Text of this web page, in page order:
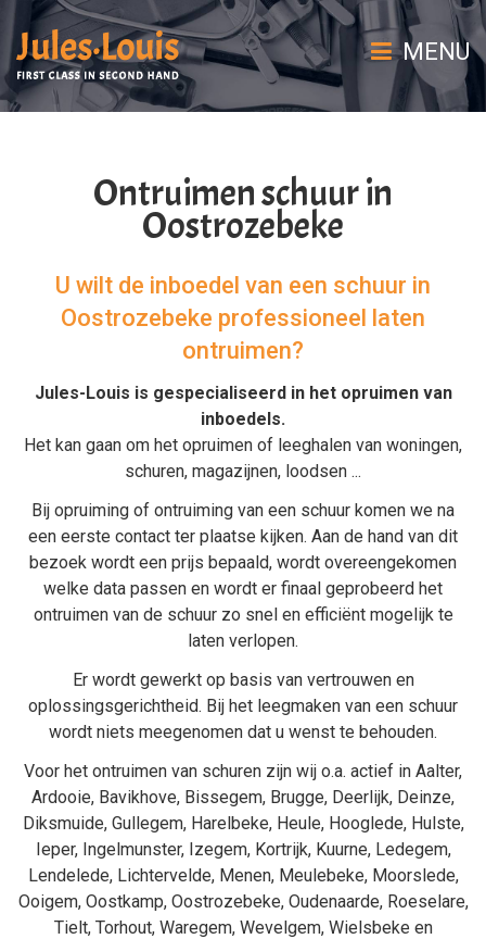
MENU
Ontruimen schuur in
Oostrozebeke
U wilt de inboedel van een schuur in
Oostrozebeke professioneel laten
ontruimen?
Jules-Louis is gespecialiseerd in het opruimen van
inboedels.
Het kan gaan om het opruimen of leeghalen van woningen,
schuren, magazijnen, loodsen ...
Bij opruiming of ontruiming van een schuur komen we na
een eerste contact ter plaatse kijken. Aan de hand van dit
bezoek wordt een prijs bepaald, wordt overeengekomen
welke data passen en wordt er finaal geprobeerd het
ontruimen van de schuur zo snel en efficiënt mogelijk te
laten verlopen.
Er wordt gewerkt op basis van vertrouwen en
oplossingsgerichtheid. Bij het leegmaken van een schuur
wordt niets meegenomen dat u wenst te behouden.
Voor het ontruimen van schuren zijn wij o.a. actief in Aalter,
Ardooie, Bavikhove, Bissegem, Brugge, Deerlijk, Deinze,
Diksmuide, Gullegem, Harelbeke, Heule, Hooglede, Hulste,
Ieper, Ingelmunster, Izegem, Kortrijk, Kuurne, Ledegem,
Lendelede, Lichtervelde, Menen, Meulebeke, Moorslede,
Ooigem, Oostkamp, Oostrozebeke, Oudenaarde, Roeselare,
Tielt, Torhout, Waregem, Wevelgem, Wielsbeke en